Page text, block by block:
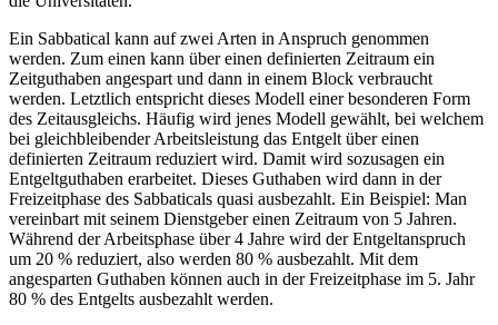
Ein Sabbatical kann auf zwei Arten in Anspruch genommen
werden. Zum einen kann über einen definierten Zeitraum ein
Zeitguthaben angespart und dann in einem Block verbraucht
werden. Letztlich entspricht dieses Modell einer besonderen Form
des Zeitausgleichs. Häufig wird jenes Modell gewählt, bei welchem
bei gleichbleibender Arbeitsleistung das Entgelt über einen
definierten Zeitraum reduziert wird. Damit wird sozusagen ein
Entgeltguthaben erarbeitet. Dieses Guthaben wird dann in der
Freizeitphase des Sabbaticals quasi ausbezahlt. Ein Beispiel: Man
vereinbart mit seinem Dienstgeber einen Zeitraum von 5 Jahren.
Während der Arbeitsphase über 4 Jahre wird der Entgeltanspruch
um 20 % reduziert, also werden 80 % ausbezahlt. Mit dem
angesparten Guthaben können auch in der Freizeitphase im 5. Jahr
80 % des Entgelts ausbezahlt werden.